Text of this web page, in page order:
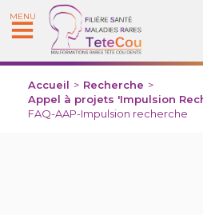
MENU
Accueil > Recherche >
Appel à projets 'Impulsion
FAQ-AAP-Impulsion recherche